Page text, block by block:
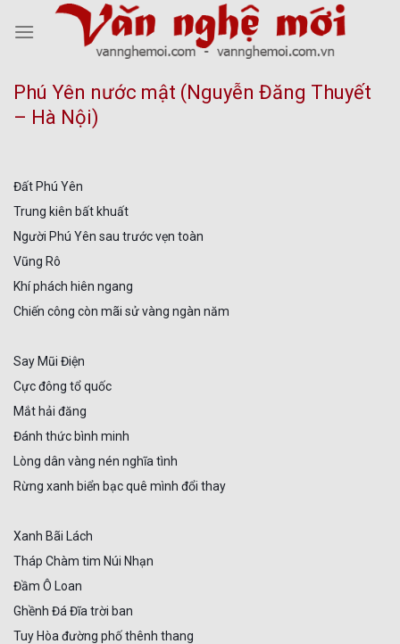
Phú Yên nước mật (Nguyễn Đăng Thuyết
– Hà Nội)
Đất Phú Yên
Trung kiên bất khuất
Người Phú Yên sau trước vẹn toàn
Vũng Rô
Khí phách hiên ngang
Chiến công còn mãi sử vàng ngàn năm
Say Mũi Điện
Cực đông tổ quốc
Mắt hải đăng
Đánh thức bình minh
Lòng dân vàng nén nghĩa tình
Rừng xanh biển bạc quê mình đổi thay
Xanh Bãi Lách
Tháp Chàm tim Núi Nhạn
Đầm Ô Loan
Ghềnh Đá Đĩa trời ban
Tuy Hòa đường phố thênh thang